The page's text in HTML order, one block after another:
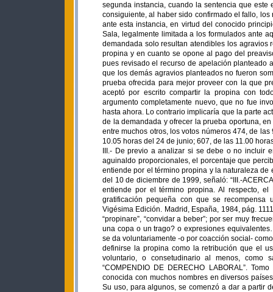
segunda instancia, cuando la sentencia que este
consiguiente, al haber sido confirmado el fallo,
ante esta instancia, en virtud del conocido
Sala, legalmente limitada a los formulados ante
demandada solo resultan atendibles los
propina y en cuanto se opone al pago del
pues revisado el recurso de apelación planteado
que los demás agravios planteados no fueron
prueba ofrecida para mejor proveer con la que
aceptó por escrito compartir la propina con
argumento completamente nuevo, que no fue
hasta ahora. Lo contrario implicaría que la parte
de la demandada y ofrecer la prueba oportuna,
entre muchos otros, los votos números 474, de
10.05 horas del 24 de junio; 607, de las 11.00
III.- De previo a analizar si se debe o no incluir
aguinaldo proporcionales, el porcentaje que
entiende por el término propina y la naturaleza de
del 10 de diciembre de 1999, señaló: “III.-
entiende por el término propina. Al respecto,
gratificación pequeña con que se recompensa
Vigésima Edición. Madrid, España, 1984, pág.
“propinare”, “convidar a beber”; por ser muy
una copa o un trago? o expresiones
se da voluntariamente -o por coacción social-
definirse la propina como la retribución que el
voluntario, o consetudinario al menos, como
“COMPENDIO DE DERECHO LABORAL”.
conocida con muchos nombres en diversos
Su uso, para algunos, se comenzó a dar a partir